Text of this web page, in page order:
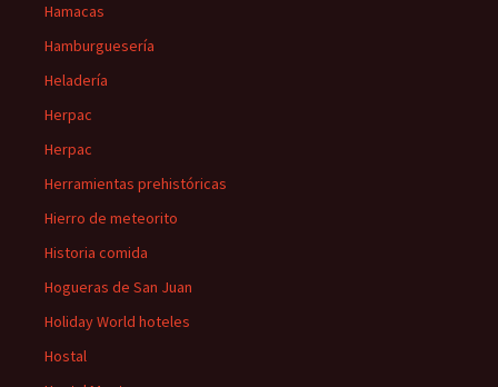
Hamacas
Hamburguesería
Heladería
Herpac
Herpac
Herramientas prehistóricas
Hierro de meteorito
Historia comida
Hogueras de San Juan
Holiday World hoteles
Hostal